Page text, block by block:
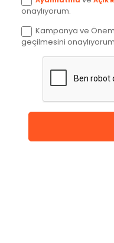
Kanada
İngiltere
Amerika
onaylıyorum.
Kampanya ve
geçilmesini